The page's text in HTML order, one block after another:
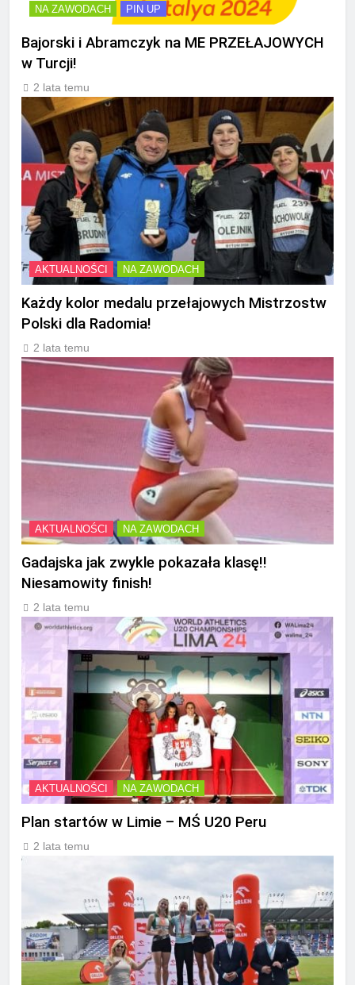
NA ZAWODACH PIN UP
Bajorski i Abramczyk na ME PRZEŁAJOWYCH
w Turcji!
2 lata temu
AKTUALNOŚCI NA ZAWODACH
Każdy kolor medalu przełajowych Mistrzostw
Polski dla Radomia!
2 lata temu
AKTUALNOŚCI NA ZAWODACH
Gadajska jak zwykle pokazała klasę!!
Niesamowity finish!
2 lata temu
AKTUALNOŚCI NA ZAWODACH
Plan startów w Limie – MŚ U20 Peru
2 lata temu